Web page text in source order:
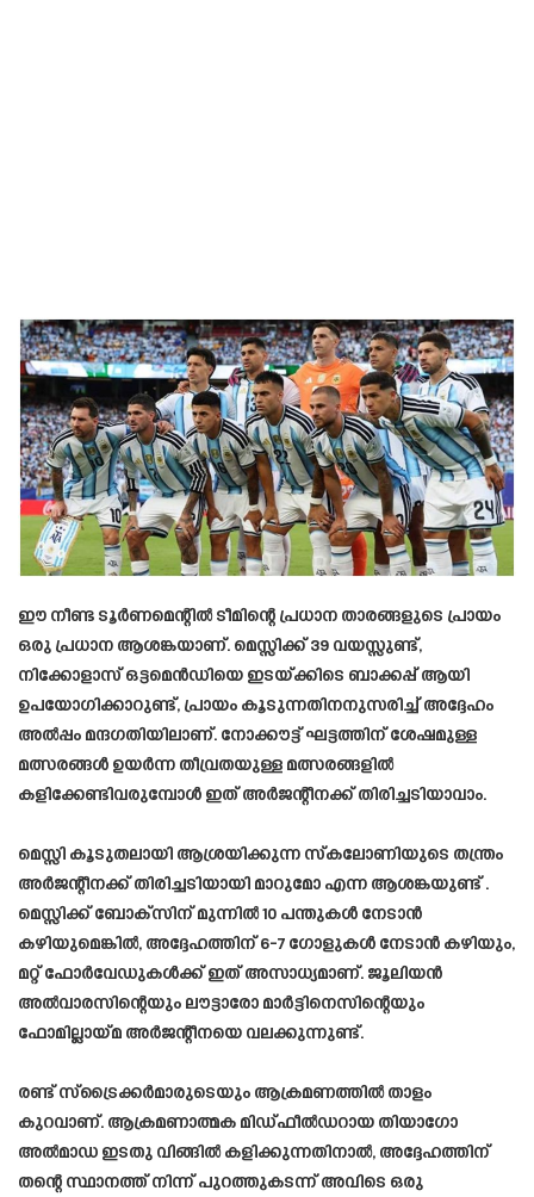
ഈ നീണ്ട ടൂർണമെന്റിൽ ടീമിന്റെ പ്രധാന താരങ്ങളുടെ പ്രായം
ഒരു പ്രധാന ആശങ്കയാണ്. മെസ്സിക്ക് 39 വയസ്സുണ്ട്,
നിക്കോളാസ് ഒട്ടമെൻഡിയെ ഇടയ്ക്കിടെ ബാക്കപ്പ് ആയി
ഉപയോഗിക്കാറുണ്ട്, പ്രായം കൂടുന്നതിനനുസരിച്ച് അദ്ദേഹം
അൽപ്പം മന്ദഗതിയിലാണ്. നോക്കൗട്ട് ഘട്ടത്തിന് ശേഷമുള്ള
മത്സരങ്ങൾ ഉയർന്ന തീവ്രതയുള്ള മത്സരങ്ങളിൽ
കളിക്കേണ്ടിവരുമ്പോൾ ഇത് അർജന്റീനക്ക് തിരിച്ചടിയാവാം.
മെസ്സി കൂടുതലായി ആശ്രയിക്കുന്ന സ്കലോണിയുടെ തന്ത്രം
അർജന്റീനക്ക് തിരിച്ചടിയായി മാറുമോ എന്ന ആശങ്കയുണ്ട് .
മെസ്സിക്ക് ബോക്സിന് മുന്നിൽ 10 പന്തുകൾ നേടാൻ
കഴിയുമെങ്കിൽ, അദ്ദേഹത്തിന് 6-7 ഗോളുകൾ നേടാൻ കഴിയും,
മറ്റ് ഫോർവേഡുകൾക്ക് ഇത് അസാധ്യമാണ്. ജൂലിയൻ
അൽവാരസിന്റെയും ലൗട്ടാരോ മാർട്ടിനെസിന്റെയും
ഫോമില്ലായ്മ അർജന്റീനയെ വലക്കുന്നുണ്ട്.
രണ്ട് സ്ട്രൈക്കർമാരുടെയും ആക്രമണത്തിൽ താളം
കുറവാണ്. ആക്രമണാത്മക മിഡ്ഫീൽഡറായ തിയാഗോ
അൽമാഡ ഇടതു വിങ്ങിൽ കളിക്കുന്നതിനാൽ, അദ്ദേഹത്തിന്
തന്റെ സ്ഥാനത്ത് നിന്ന് പുറത്തുകടന്ന് അവിടെ ഒരു